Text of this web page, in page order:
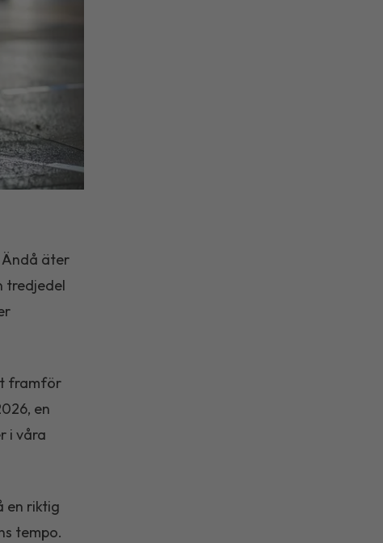
Ändå äter
tredjedel
framför
en
i våra
en riktig
tempo.